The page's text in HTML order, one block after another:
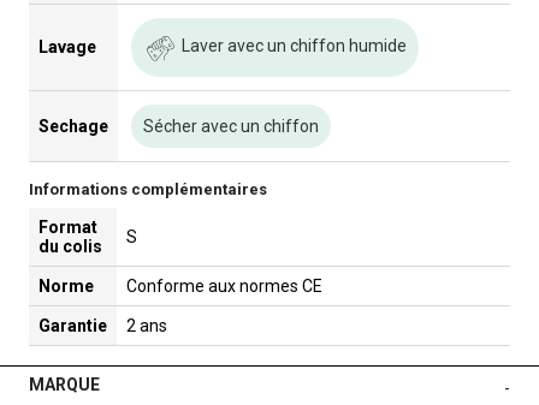
Lavage Laver avec un chiffon humide
Sechage Sécher avec un chiffon
Informations complémentaires
Format
du colis
S
Norme Conforme aux normes CE
Garantie 2 ans
MARQUE -